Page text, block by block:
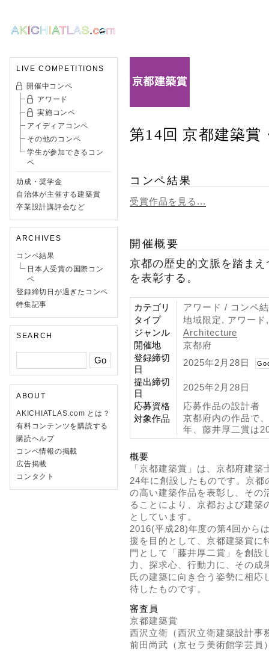
LIVE COMPETITIONS
開催中コンペ
アワード
実施コンペ
アイディアコンペ
その他のコンペ
学生が参加できるコン
ペ
助成・奨学金
自治体が主催する建築賞
卒業設計講評会など
ARCHIVES
コンペ結果
日本人受賞の国際コン
ペ
登録締切日が過ぎたコンペ
特集記事
SEARCH
ABOUT
AKICHIATLAS.com とは？
有料コンテンツを購読する
購読ヘルプ
コンペ情報の掲載
広告掲載
コンタクト
第14回 京都建築賞
コンペ結果
受賞作品を見る...
開催概要
京都の歴史的文脈を踏ま
を表彰する。
カテゴリ
アワード / コンペ
タイプ
地域限定, アワード
ジャンル
Architecture
開催地
京都府
登録締切
日
2025年2月28日
提出締切
日
2025年2月28日
応募資格
応募作品の設計者
対象作品
京都府内の作品で
年、藤井厚二賞は
概要
「京都建築賞」は、京都府建
24年に創設したものです。京
の高い建築作品を表彰し、その
ることにより、京都および建
としています。
2016(平成28)年度の第4回から
援を目的として、京都建築賞に
門として「藤井厚二賞」を創設
力、探求心、行動力に、その成
氏の建築に向き合う姿勢に相応
待したものです。
審査員
京都建築賞
西沢立衛（西沢立衛建築設計事
前田尚武（京セラ美術館学芸員